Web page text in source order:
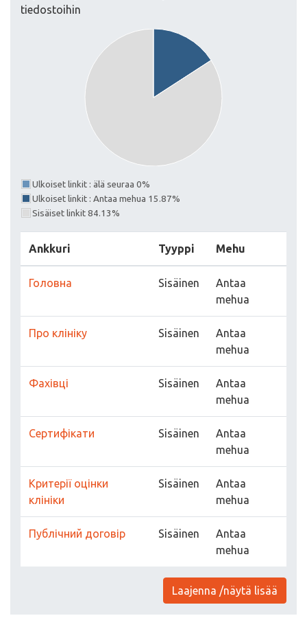
tiedostoihin
Ulkoiset linkit : älä seuraa 0%
Ulkoiset linkit : Antaa mehua 15.87%
Sisäiset linkit 84.13%
Ankkuri Tyyppi Mehu
Головна Sisäinen
Antaa
mehua
Про клініку Sisäinen
Antaa
mehua
Фахівці Sisäinen
Antaa
mehua
Сертифікати Sisäinen
Antaa
mehua
Критерії оцінки
клініки
Sisäinen
Antaa
mehua
Публічний договір Sisäinen
Antaa
mehua
Laajenna /näytä lisää